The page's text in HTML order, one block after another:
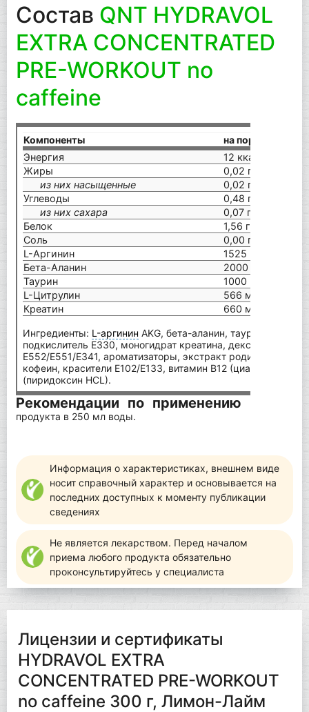
Состав QNT HYDRAVOL
EXTRA CONCENTRATED
PRE-WORKOUT no
caffeine
Компоненты
на порцию (10 г)
Энергия
12 ккал / 49 кДж
Жиры
0,02 г
из них насыщенные
0,02 г
Углеводы
0,48 г
из них сахара
0,07 г
Белок
1,56 г
Соль
0,00 г
L-Аргинин
1525 мг
Бета-Аланин
2000 мг
Таурин
1000 мг
L-Цитрулин
566 мг
Креатин
660 мг
Ингредиенты: L-аргинин AKG, бета-аланин, таурин, L-
подкислитель E330, моногидрат креатина, декстрин,
E552/E551/E341, ароматизаторы, экстракт родиолы
кофеин, красители E102/E133, витамин B12
(пиридоксин HCL).
Рекомендации по применению
продукта в 250 мл воды.
Информация о характеристиках, внешнем виде
носит справочный характер и основывается на
последних доступных к моменту публикации
сведениях
Не является лекарством. Перед началом
приема любого продукта обязательно
проконсультируйтесь у специалиста
Лицензии и сертификаты
HYDRAVOL EXTRA
CONCENTRATED PRE-WORKOUT
no caffeine 300 г, Лимон-Лайм